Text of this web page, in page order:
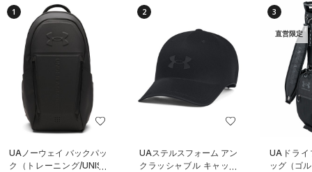
1
UAノーウェイ バックパッ
ク（トレーニング/UNISE
2
UAステルスフォーム アン
クラッシャブル キャップ
3
直営限定
UAドライ
ッグ（ゴ